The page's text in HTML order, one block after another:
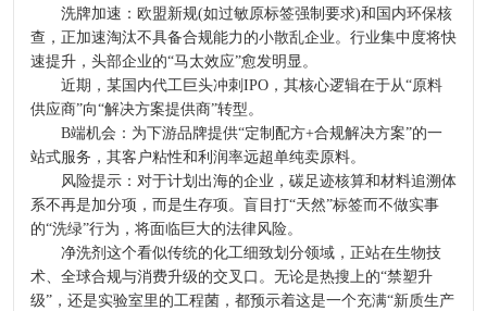
洗牌加速：欧盟新规(如过敏原标签强制要求)和国内环保核
查，正加速淘汰不具备合规能力的小散乱企业。行业集中度将快
速提升，头部企业的“马太效应”愈发明显。
近期，某国内代工巨头冲刺IPO，其核心逻辑在于从“原料
供应商”向“解决方案提供商”转型。
B端机会：为下游品牌提供“定制配方+合规解决方案”的一
站式服务，其客户粘性和利润率远超单纯卖原料。
风险提示：对于计划出海的企业，碳足迹核算和材料追溯体
系不再是加分项，而是生存项。盲目打“天然”标签而不做实事
的“洗绿”行为，将面临巨大的法律风险。
净洗剂这个看似传统的化工细致划分领域，正站在生物技
术、全球合规与消费升级的交叉口。无论是热搜上的“禁塑升
级”，还是实验室里的工程菌，都预示着这是一个充满“新质生产